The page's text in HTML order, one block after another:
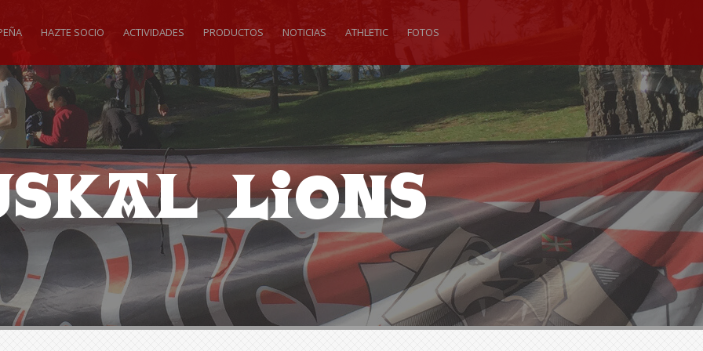
HAZTE SOCIO ACTIVIDADES PRODUCTOS NOTICIAS ATHLETIC FOTOS